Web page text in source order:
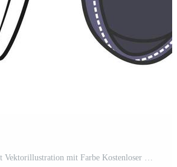
Turnschuhe beschuht Vektorillustration mit Farbe Kostenloser Vektor